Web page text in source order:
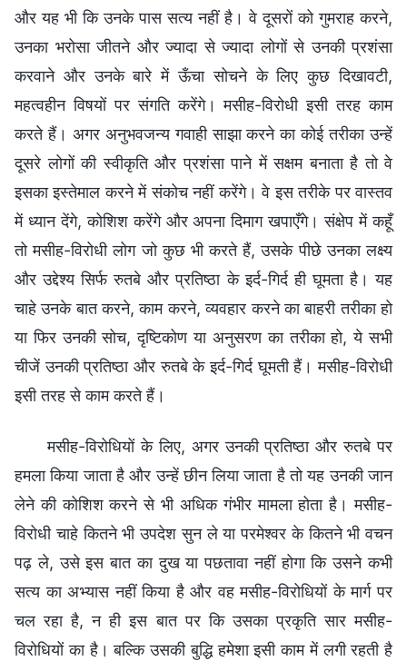
और यह भी कि उनके पास सत्य नहीं है। वे दूसरों को गुमराह करने,
उनका भरोसा जीतने और ज्यादा से ज्यादा लोगों से उनकी प्रशंसा
करवाने और उनके बारे में ऊँचा सोचने के लिए कुछ दिखावटी,
महत्वहीन विषयों पर संगति करेंगे। मसीह-विरोधी इसी तरह काम
करते हैं। अगर अनुभवजन्य गवाही साझा करने का कोई तरीका उन्हें
दूसरे लोगों की स्वीकृति और प्रशंसा पाने में सक्षम बनाता है तो वे
इसका इस्तेमाल करने में संकोच नहीं करेंगे। वे इस तरीके पर वास्तव
में ध्यान देंगे, कोशिश करेंगे और अपना दिमाग खपाएँगे। संक्षेप में कहूँ
तो मसीह-विरोधी लोग जो कुछ भी करते हैं, उसके पीछे उनका लक्ष्य
और उद्देश्य सिर्फ रुतबे और प्रतिष्ठा के इर्द-गिर्द ही घूमता है। यह
चाहे उनके बात करने, काम करने, व्यवहार करने का बाहरी तरीका हो
या फिर उनकी सोच, दृष्टिकोण या अनुसरण का तरीका हो, ये सभी
चीजें उनकी प्रतिष्ठा और रुतबे के इर्द-गिर्द घूमती हैं। मसीह-विरोधी
इसी तरह से काम करते हैं।
मसीह-विरोधियों के लिए, अगर उनकी प्रतिष्ठा और रुतबे पर
हमला किया जाता है और उन्हें छीन लिया जाता है तो यह उनकी जान
लेने की कोशिश करने से भी अधिक गंभीर मामला होता है। मसीह-
विरोधी चाहे कितने भी उपदेश सुन ले या परमेश्वर के कितने भी वचन
पढ़ ले, उसे इस बात का दुख या पछतावा नहीं होगा कि उसने कभी
सत्य का अभ्यास नहीं किया है और वह मसीह-विरोधियों के मार्ग पर
चल रहा है, न ही इस बात पर कि उसका प्रकृति सार मसीह-
विरोधियों का है। बल्कि उसकी बुद्धि हमेशा इसी काम में लगी रहती है